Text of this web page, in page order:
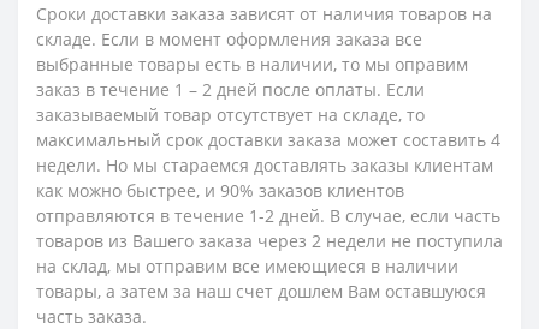
Сроки доставки заказа зависят от наличия товаров на
складе. Если в момент оформления заказа все
выбранные товары есть в наличии, то мы оправим
заказ в течение 1 – 2 дней после оплаты. Если
заказываемый товар отсутствует на складе, то
максимальный срок доставки заказа может составить 4
недели. Но мы стараемся доставлять заказы клиентам
как можно быстрее, и 90% заказов клиентов
отправляются в течение 1-2 дней. В случае, если часть
товаров из Вашего заказа через 2 недели не поступила
на склад, мы отправим все имеющиеся в наличии
товары, а затем за наш счет дошлем Вам оставшуюся
часть заказа.